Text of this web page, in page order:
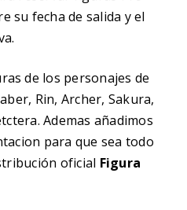
su fecha de salida y el
de los personajes de
Rin, Archer, Sakura,
Ademas añadimos
para que sea todo
oficial Figura